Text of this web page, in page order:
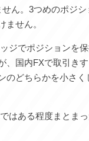
せん。3つめのポジ
ません。
ジでポジションを
、国内FXで取引き
のどちらかを小さ
はある程度まとま